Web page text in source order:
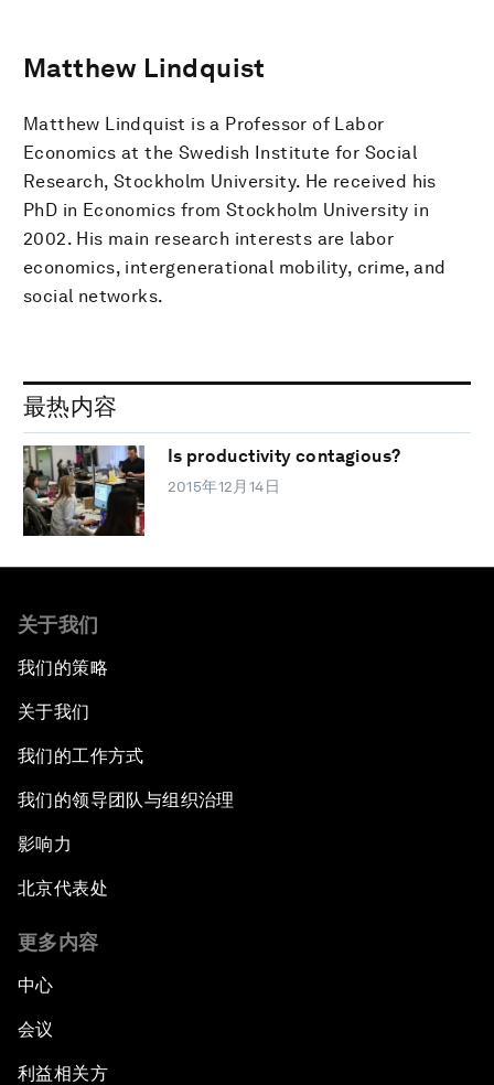
Matthew Lindquist
Matthew Lindquist is a Professor of Labor
Economics at the Swedish Institute for Social
Research, Stockholm University. He received his
PhD in Economics from Stockholm University in
2002. His main research interests are labor
economics, intergenerational mobility, crime, and
social networks.
最热内容
Is productivity contagious?
2015年12月14日
关于我们
我们的策略
关于我们
我们的工作方式
我们的领导团队与组织治理
影响力
北京代表处
更多内容
中心
会议
利益相关方